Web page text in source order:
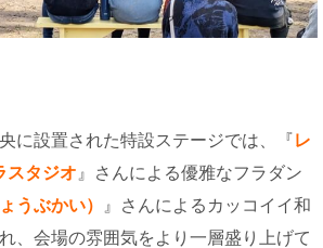
に設置された特設ステージでは、『レ
スタジオ 』さんによる優雅なフラダン
うぶかい）
』さんによるカッコイイ和
、会場の雰囲気をより一層盛り上げて